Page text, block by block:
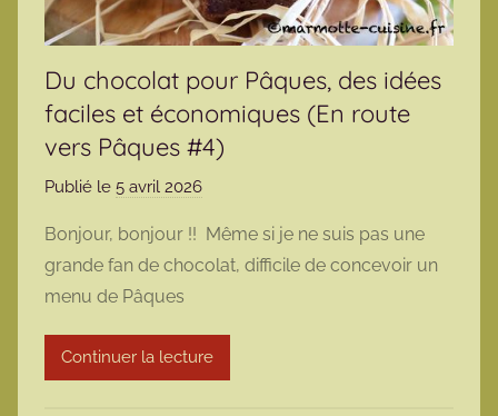
Du chocolat pour Pâques, des idées
faciles et économiques (En route
vers Pâques #4)
Publié le 5 avril 2026
r
m
r
m
Bonjour, bonjour !! Même si je ne suis pas une
grande fan de chocolat, difficile de concevoir un
menu de Pâques
Continuer la lecture